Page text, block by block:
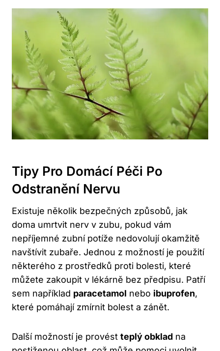
Tipy Pro Domácí Péči Po
Odstranění Nervu
Existuje několik bezpečných způsobů, jak
doma umrtvit nerv v zubu, pokud vám
nepříjemné zubní potíže nedovolují okamžitě
navštívit zubaře. Jednou z možností je použití
některého z prostředků proti bolesti, které
můžete zakoupit v lékárně bez předpisu. Patří
sem například paracetamol nebo ibuprofen,
které pomáhají zmírnit bolest a zánět.
Další možností je provést teplý obklad na